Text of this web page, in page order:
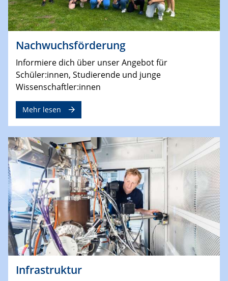
Nachwuchsförderung
Informiere dich über unser Angebot für
Schüler:innen, Studierende und junge
Wissenschaftler:innen
Mehr lesen
Infrastruktur